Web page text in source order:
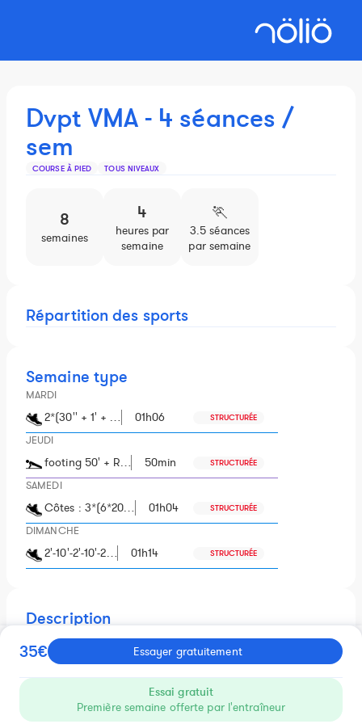
Dvpt VMA - 4 séances /
sem
COURSE À PIED TOUS NIVEAUX
8
semaines
4
heures par
semaine
🏃️
3.5 séances
par semaine
Répartition des sports
Semaine type
MARDI
2*(30'' + 1' + … 01h06 STRUCTURÉE
JEUDI
footing 50' + R… 50min STRUCTURÉE
SAMEDI
Côtes : 3*(6*20… 01h04 STRUCTURÉE
DIMANCHE
2'-10'-2'-10'-2… 01h14 STRUCTURÉE
Description
Pendant 8 semaines, ce plan vous permettra de développer
la fameuse VMA, avec un rythme moyen de 4 séances par
semaine. Ce plan s'adresse à des coureurs réguliers et déjà
habitués aux séances d'intensité.
La VMA est une qualité importante à travailler pour tout les
formats de course préparés.
35€ Essayer gratuitement
Essai gratuit
Première semaine offerte par l'entraîneur